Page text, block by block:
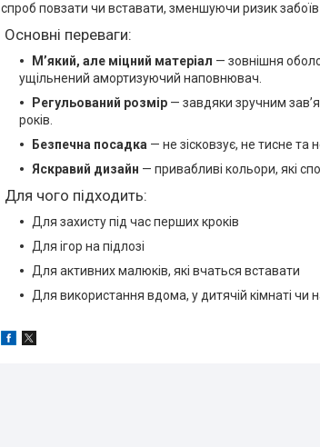
спроб повзати чи вставати, зменшуючи ризик забоїв
Основні переваги:
М’який, але міцний матеріал — зовнішня
ущільнений амортизуючий наповнювач.
Регульований розмір — завдяки зручним
років.
Безпечна посадка — не зісковзує, не тисне та
Яскравий дизайн — привабливі кольори, які
Для чого підходить:
Для захисту під час перших кроків
Для ігор на підлозі
Для активних малюків, які вчаться вставати
Для використання вдома, у дитячій кімнаті чи